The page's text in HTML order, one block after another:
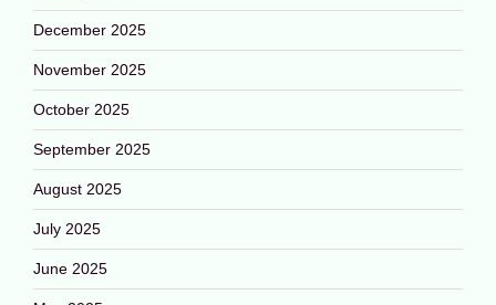
December 2025
November 2025
October 2025
September 2025
August 2025
July 2025
June 2025